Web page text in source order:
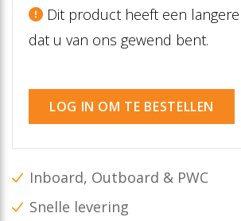
Dit product heeft een
dat u van ons gewend bent.
LOG IN OM TE BESTELLEN
Inboard, Outboard & PWC
Snelle levering